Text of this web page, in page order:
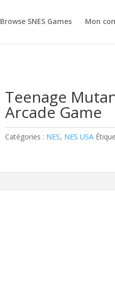
Browse SNES Games Mon
Teenage
Arcade Game
Catégories : NES, NES USA